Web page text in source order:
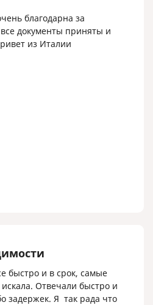
благодарна за
документы приняты и
из Италии
быстро и в срок, самые
Отвечали быстро и
задержек. Я так рада что